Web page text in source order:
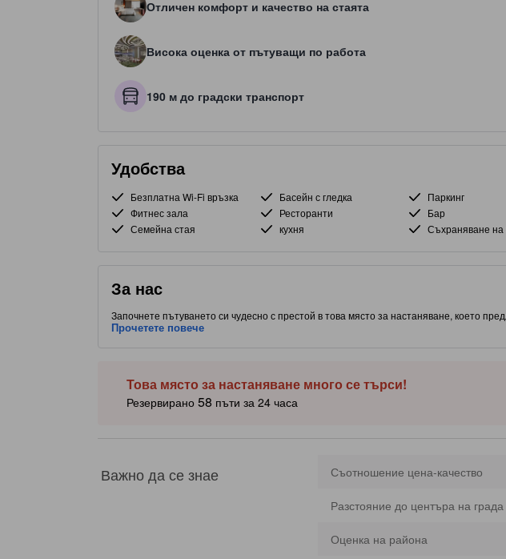
Отличен комфорт и качество на стаята
Висока оценка от пътуващи по работа
190 м до градски транспорт
Удобства
Безплатна Wi-Fi връзка Басейн с гледка Паркинг
Фитнес зала
Ресторанти Бар
Семейна стая
кухня Съхраняване на
За нас
Започнете пътуването си чудесно с престой в това място за настаняване, което
стаи. С удобно разположение до Mid Valley / Bangsar, част от Куала Лумпур, този
интересни места за хранене. Не си тръгвайте, преди да посетите известния обект:
Прочетете повече
Това място за настаняване много се търси!
Резервирано 58 пъти за 24 часа
Важно да се знае Съотношение цена-качество
Разстояние до центъра на града
Оценка на района